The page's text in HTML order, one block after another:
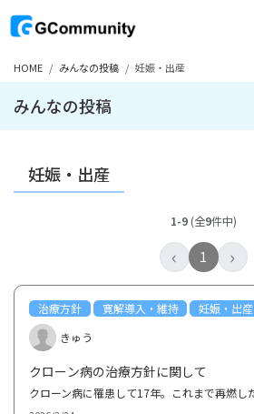
HOME みんなの投稿 妊娠・出産
みんなの投稿
妊娠・出産
1-9(全9件中)
‹ 1 ›
治療方針 寛解導入・維持
妊娠・出産
きゅう
クローン病の治療方針に関して